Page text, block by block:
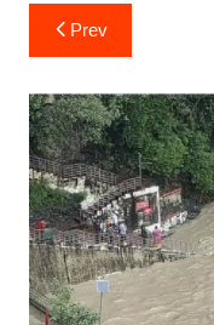
Post
navigation
Prev